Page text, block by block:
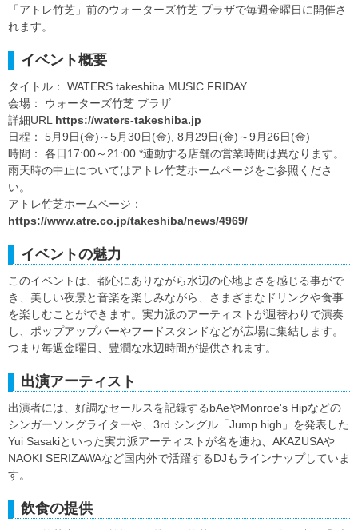
「アトレ竹芝」前のウォーターズ竹芝 プラザで毎週金曜日に開催さ
れます。
イベント概要
タイトル： WATERS takeshiba MUSIC FRIDAY
会場： ウォーターズ竹芝 プラザ
詳細URL https://waters-takeshiba.jp
日程： 5月9日(金)～5月30日(金), 8月29日(金)～9月26日(金)
時間： 各日17:00～21:00 *連動する店舗の営業時間は異なります。
雨天時の中止についてはアトレ竹芝ホームページをご参照くださ
い。
アトレ竹芝ホームページ：
https://www.atre.co.jp/takeshiba/news/4969/
イベントの魅力
このイベントは、都心にありながら水辺の心地よさを感じる事がで
き、美しい夜景と音楽を楽しみながら、さまざまなドリンクや食事
を楽しむことができます。実力派のアーティストが週替わりで演奏
し、ポップアップバーやフードスタンドなどが広場に集結します。
つまり毎週金曜日、豊潤な水辺時間が提供されます。
出演アーティスト
出演者には、好調なセールスを記録するbAeやMonroe's Hipなどの
シンガーソングライターや、3rd シングル「Jump high」を発表した
Yui Sasakiといった実力派アーティストが名を連ね、AKAZUSAや
NAOKI SERIZAWAなど国内外で活躍するDJもラインナップしていま
す。
飲食の提供